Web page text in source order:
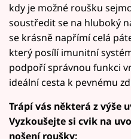
kdy je možné roušku
soustředit se na hluboký
se krásně napřímí celá
který posílí imunitní
podpoří správnou funkci
ideální cesta k pevnému
Trápí vás některá z výše
Vyzkoušejte si cvik na
nošení roušky: